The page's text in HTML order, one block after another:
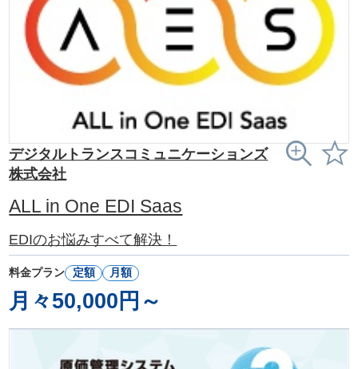
デジタルトランスコミュニケーションズ
株式会社
ALL in One EDI Saas
EDIのお悩みすべて解決！
料金プラン 定額 月額
月々50,000円～